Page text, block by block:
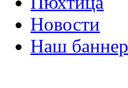
Новости
Наш баннер